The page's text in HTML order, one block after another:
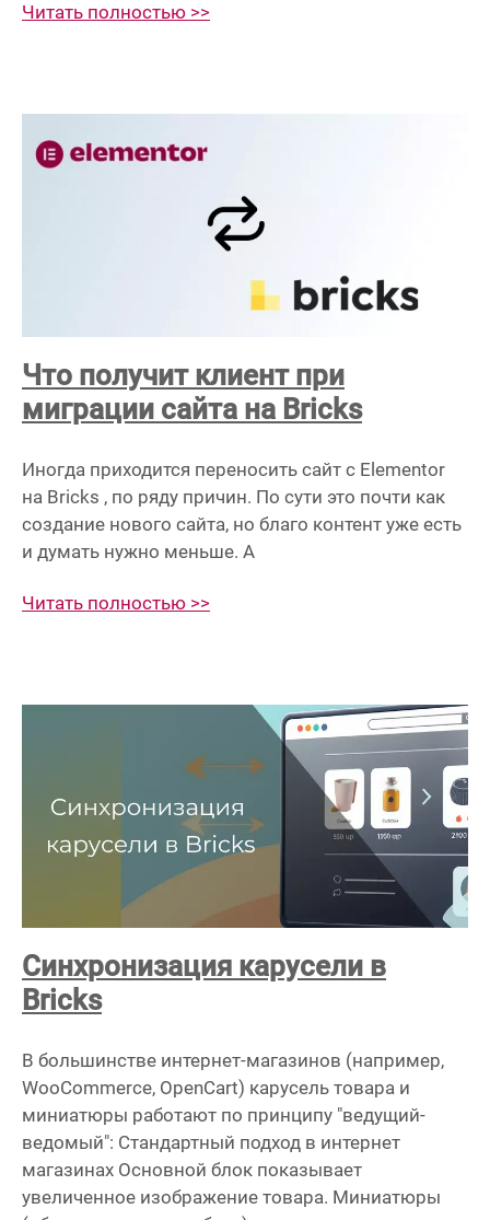
Читать полностью >>
Что получит клиент при
миграции сайта на Bricks
Иногда приходится переносить сайт с Elementor
на Bricks , по ряду причин. По сути это почти как
создание нового сайта, но благо контент уже есть
и думать нужно меньше. А
Читать полностью >>
Синхронизация карусели в
Bricks
В большинстве интернет-магазинов (например,
WooCommerce, OpenCart) карусель товара и
миниатюры работают по принципу "ведущий-
ведомый": Стандартный подход в интернет
магазинах Основной блок показывает
увеличенное изображение товара. Миниатюры